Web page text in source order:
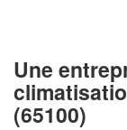
Une
(65100)